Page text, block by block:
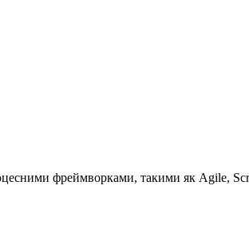
фреймворками, такими як Agile,